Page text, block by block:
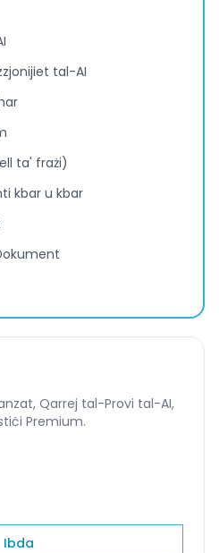
tal-AI
ta' frażi)
kbar u kbar
Qarrej tal-Provi tal-AI,
Premium.
Ibda